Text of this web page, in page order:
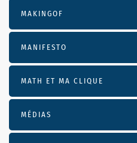
MAKINGOF
MANIFESTO
MATH ET MA CLIQUE
MÉDIAS